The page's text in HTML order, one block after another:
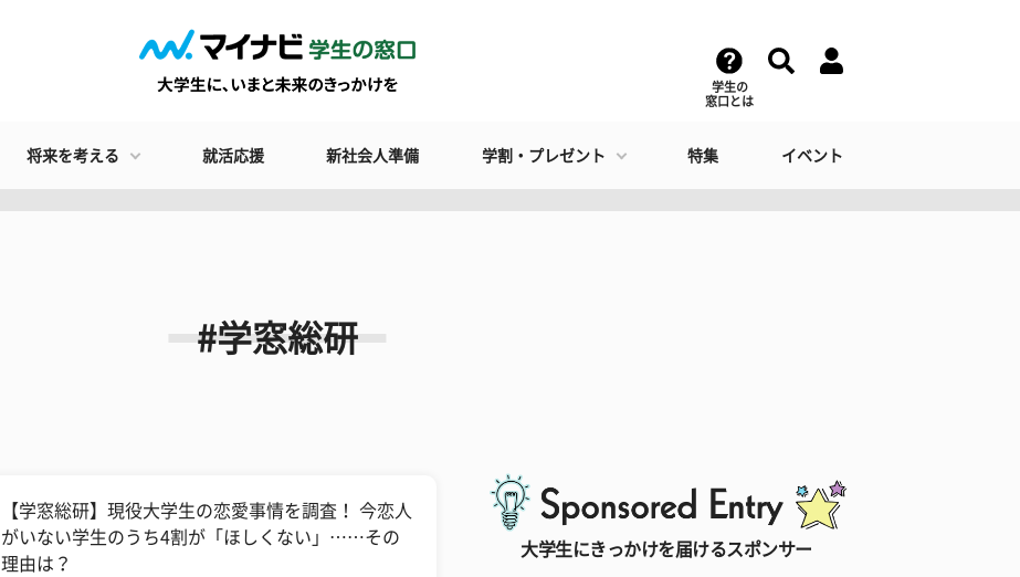
学生の
窓口とは
将来を考える 就活応援 新社会人準備 学割・プレゼント 特集 イベント
#学窓総研
【学窓総研】現役大学生の恋愛事情を調査！ 今恋人
がいない学生のうち4割が「ほしくない」……その
理由は？
大学生にきっかけを届けるスポンサー